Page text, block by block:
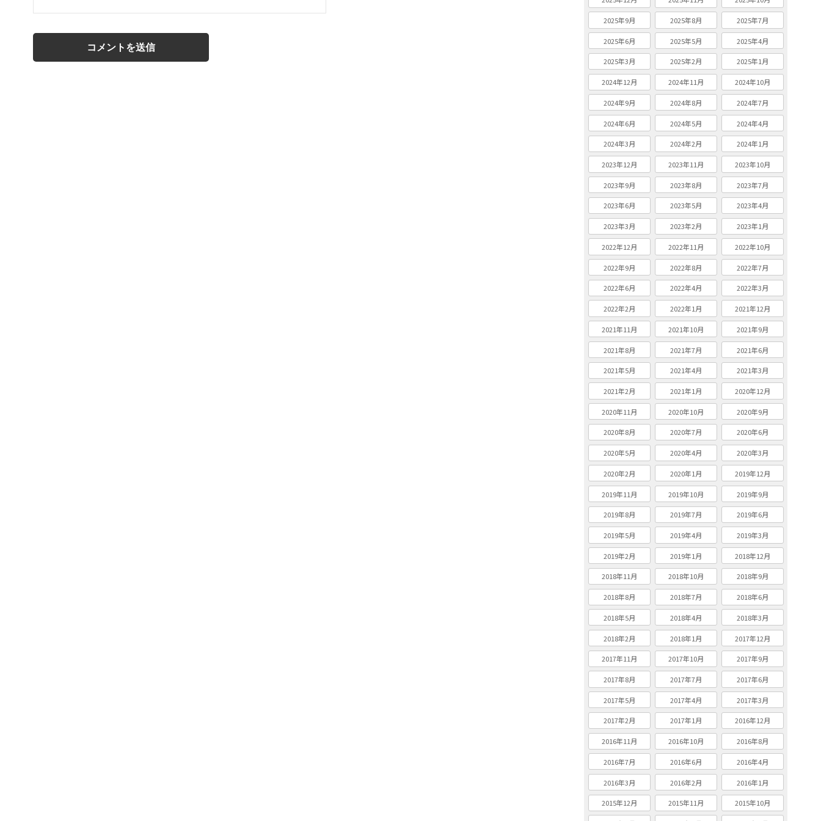
2025年9月 2025年8月 2025年7月
2025年6月 2025年5月 2025年4月
2025年3月 2025年2月 2025年1月
2024年12月 2024年11月 2024年10月
2024年9月 2024年8月 2024年7月
2024年6月 2024年5月 2024年4月
2024年3月 2024年2月 2024年1月
2023年12月 2023年11月 2023年10月
2023年9月 2023年8月 2023年7月
2023年6月 2023年5月 2023年4月
2023年3月 2023年2月 2023年1月
2022年12月 2022年11月 2022年10月
2022年9月 2022年8月 2022年7月
2022年6月 2022年4月 2022年3月
2022年2月 2022年1月 2021年12月
2021年11月 2021年10月 2021年9月
2021年8月 2021年7月 2021年6月
2021年5月 2021年4月 2021年3月
2021年2月 2021年1月 2020年12月
2020年11月 2020年10月 2020年9月
2020年8月 2020年7月 2020年6月
2020年5月 2020年4月 2020年3月
2020年2月 2020年1月 2019年12月
2019年11月 2019年10月 2019年9月
2019年8月 2019年7月 2019年6月
2019年5月 2019年4月 2019年3月
2019年2月 2019年1月 2018年12月
2018年11月 2018年10月 2018年9月
2018年8月 2018年7月 2018年6月
2018年5月 2018年4月 2018年3月
2018年2月 2018年1月 2017年12月
2017年11月 2017年10月 2017年9月
2017年8月 2017年7月 2017年6月
2017年5月 2017年4月 2017年3月
2017年2月 2017年1月 2016年12月
2016年11月 2016年10月 2016年8月
2016年7月 2016年6月 2016年4月
2016年3月 2016年2月 2016年1月
2015年12月 2015年11月 2015年10月